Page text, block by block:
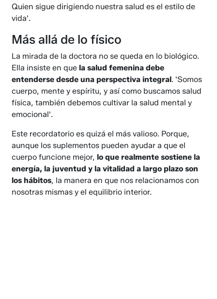
Quien sigue dirigiendo nuestra salud es el estilo de
vida'.
Más allá de lo físico
La mirada de la doctora no se queda en lo biológico.
Ella insiste en quela salud femenina debe
entenderse desde una perspectiva integral. 'Somos
cuerpo, mente y espíritu, y así como buscamos salud
física, también debemos cultivar la salud mental y
emocional'.
Este recordatorio es quizá el más valioso. Porque,
aunque los suplementos pueden ayudar a que el
cuerpo funcione mejor,lo que realmente sostiene la
energía, la juventud y la vitalidad a largo plazo son
los hábitos, la manera en que nos relacionamos con
nosotras mismas y el equilibrio interior.